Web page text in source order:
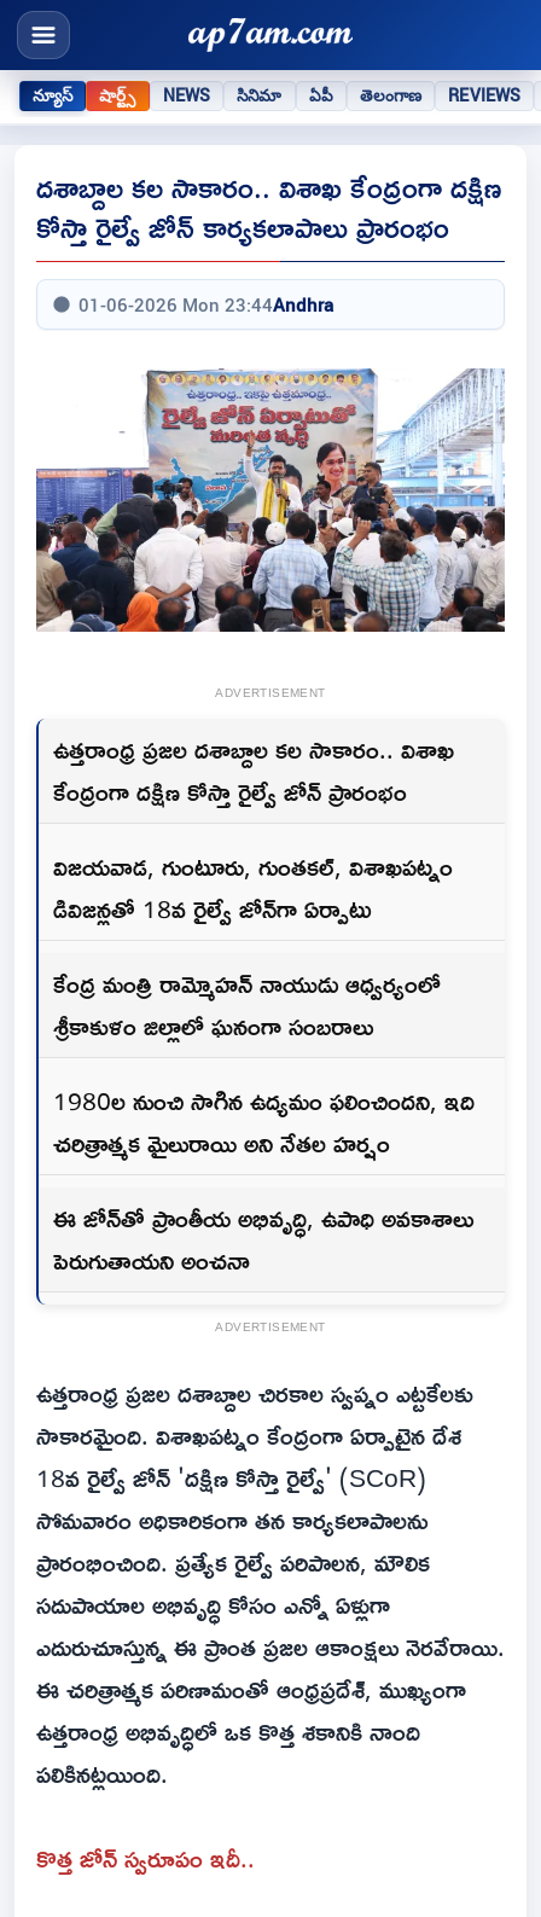
న్యూస్ షార్ట్స్ NEWS సినిమా ఏపీ తెలంగాణ REVIEWS
దశాబ్దాల కల సాకారం.. విశాఖ కేంద్రంగా దక్షిణ
కోస్తా రైల్వే జోన్ కార్యకలాపాలు ప్రారంభం
01-06-2026 Mon 23:44Andhra
ADVERTISEMENT
ఉత్తరాంధ్ర ప్రజల దశాబ్దాల కల సాకారం.. విశాఖ
కేంద్రంగా దక్షిణ కోస్తా రైల్వే జోన్ ప్రారంభం
విజయవాడ, గుంటూరు, గుంతకల్, విశాఖపట్నం
డివిజన్లతో 18వ రైల్వే జోన్‌గా ఏర్పాటు
కేంద్ర మంత్రి రామ్మోహన్ నాయుడు ఆధ్వర్యంలో
శ్రీకాకుళం జిల్లాలో ఘనంగా సంబరాలు
1980ల నుంచి సాగిన ఉద్యమం ఫలించిందని, ఇది
చరిత్రాత్మక మైలురాయి అని నేతల హర్షం
ఈ జోన్‌తో ప్రాంతీయ అభివృద్ధి, ఉపాధి అవకాశాలు
పెరుగుతాయని అంచనా
ADVERTISEMENT
ఉత్తరాంధ్ర ప్రజల దశాబ్దాల చిరకాల స్వప్నం ఎట్టకేలకు
సాకారమైంది. విశాఖపట్నం కేంద్రంగా ఏర్పాటైన దేశ
18వ రైల్వే జోన్ 'దక్షిణ కోస్తా రైల్వే' (SCoR)
సోమవారం అధికారికంగా తన కార్యకలాపాలను
ప్రారంభించింది. ప్రత్యేక రైల్వే పరిపాలన, మౌలిక
సదుపాయాల అభివృద్ధి కోసం ఎన్నో ఏళ్లుగా
ఎదురుచూస్తున్న ఈ ప్రాంత ప్రజల ఆకాంక్షలు నెరవేరాయి.
ఈ చరిత్రాత్మక పరిణామంతో ఆంధ్రప్రదేశ్, ముఖ్యంగా
ఉత్తరాంధ్ర అభివృద్ధిలో ఒక కొత్త శకానికి నాంది
పలికినట్లయింది.
కొత్త జోన్ స్వరూపం ఇదీ..